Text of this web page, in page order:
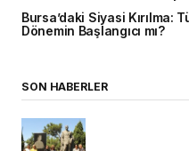
Bursa’daki Siyasi Kırılma:
Dönemin Başlangıcı mı?
SON HABERLER